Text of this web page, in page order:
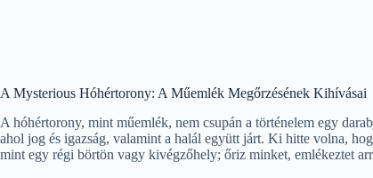
A Mysterious Hóhértorony: A Műemlék Megőrzésének Kihívásai
A hóhértorony, mint műemlék, nem csupán a történelem egy
ahol jog és igazság, valamint a halál együtt járt. Ki hitte volna,
mint egy régi börtön vagy kivégzőhely; őriz minket, emlékeztet